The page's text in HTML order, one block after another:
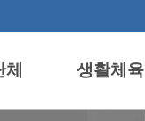
생활체육